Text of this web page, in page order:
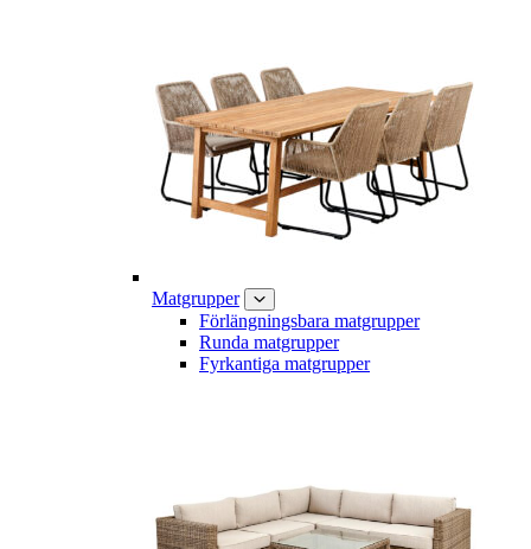
Matgrupper
Förlängningsbara matgrupper
Runda matgrupper
Fyrkantiga matgrupper